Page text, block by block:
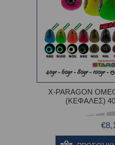
X-PARAGON
(ΚΕΦΑΛΕΣ)